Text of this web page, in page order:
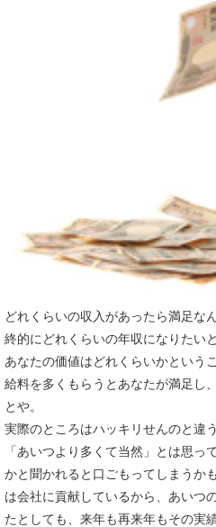
どれくらいの収入があったら満足な
終的にどれくらいの年収になりたい
あなたの価値はどれくらいかという
給料を多くもらうとあなたが満足し
とや。
実際のところはハッキリせんのと違
「あいつより多くて当然」とは思っ
かと聞かれると口ごもってしまうか
は会社に貢献しているから、あいつ
たとしても、来年も再来年もその実